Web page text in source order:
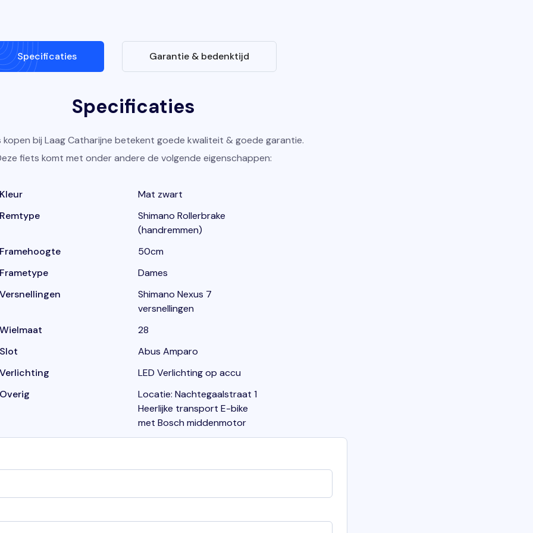
Specificaties Garantie & bedenktijd
Specificaties
kopen bij Laag Catharijne betekent goede kwaliteit & goede garantie.
fiets komt met onder andere de volgende eigenschappen:
Kleur
Mat zwart
Remtype
Shimano Rollerbrake
(handremmen)
Framehoogte
50cm
Frametype
Dames
Versnellingen
Shimano Nexus 7
versnellingen
Wielmaat
28
Slot
Abus Amparo
Verlichting
LED Verlichting op accu
Overig
Locatie: Nachtegaalstraat 1
Heerlijke transport E-bike
met Bosch middenmotor